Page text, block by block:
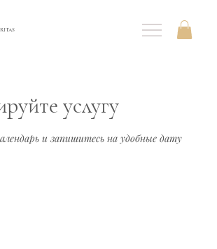
услугу
и запишитесь на удобные дату